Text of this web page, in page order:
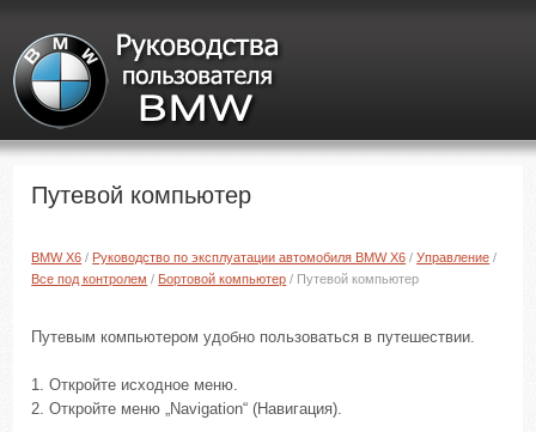
Путевой компьютер
BMW X6 / Руководство по эксплуатации автомобиля BMW X6 /Управление /
Все под контролем / Бортовой компьютер / Путевой компьютер
Путевым компьютером удобно пользоваться в путешествии.
1. Откройте исходное меню.
2. Откройте меню „Navigation“ (Навигация).